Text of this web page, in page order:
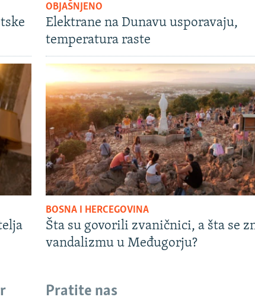
OBJAŠNJENO
Elektrane na Dunavu usporavaju,
temperatura raste
BOSNA I HERCEGOVINA
Šta su govorili zvaničnici, a šta se
vandalizmu u Međugorju?
Pratite nas